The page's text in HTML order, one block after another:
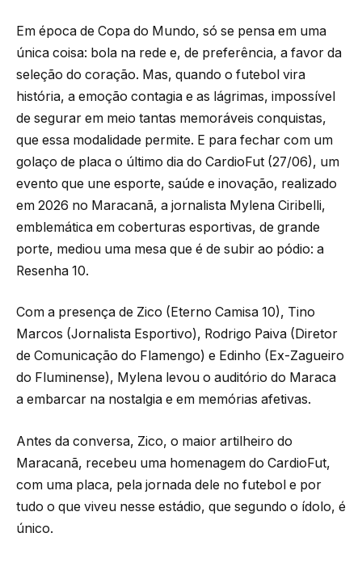
Em época de Copa do Mundo, só se pensa em uma
única coisa: bola na rede e, de preferência, a favor da
seleção do coração. Mas, quando o futebol vira
história, a emoção contagia e as lágrimas, impossível
de segurar em meio tantas memoráveis conquistas,
que essa modalidade permite. E para fechar com um
golaço de placa o último dia do CardioFut (27/06), um
evento que une esporte, saúde e inovação, realizado
em 2026 no Maracanã, a jornalista Mylena Ciribelli,
emblemática em coberturas esportivas, de grande
porte, mediou uma mesa que é de subir ao pódio: a
Resenha 10.
Com a presença de Zico (Eterno Camisa 10), Tino
Marcos (Jornalista Esportivo), Rodrigo Paiva (Diretor
de Comunicação do Flamengo) e Edinho (Ex-Zagueiro
do Fluminense), Mylena levou o auditório do Maraca
a embarcar na nostalgia e em memórias afetivas.
Antes da conversa, Zico, o maior artilheiro do
Maracanã, recebeu uma homenagem do CardioFut,
com uma placa, pela jornada dele no futebol e por
tudo o que viveu nesse estádio, que segundo o ídolo, é
único.